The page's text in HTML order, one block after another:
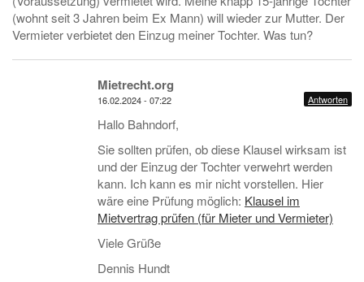
(wohnt seit 3 Jahren beim Ex Mann) will wieder zur Mutter. Der
Vermieter verbietet den Einzug meiner Tochter. Was tun?
Mietrecht.org
16.02.2024 - 07:22 Antworten
Hallo Bahndorf,
Sie sollten prüfen, ob diese Klausel wirksam ist
und der Einzug der Tochter verwehrt werden
kann. Ich kann es mir nicht vorstellen. Hier
wäre eine Prüfung möglich: Klausel im
Mietvertrag prüfen (für Mieter und Vermieter)
Viele Grüße
Dennis Hundt